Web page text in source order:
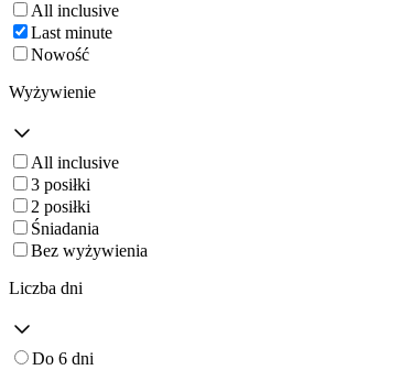
All inclusive
Last minute
Nowość
Wyżywienie
All inclusive
3 posiłki
2 posiłki
Śniadania
Bez wyżywienia
Liczba dni
Do 6 dni